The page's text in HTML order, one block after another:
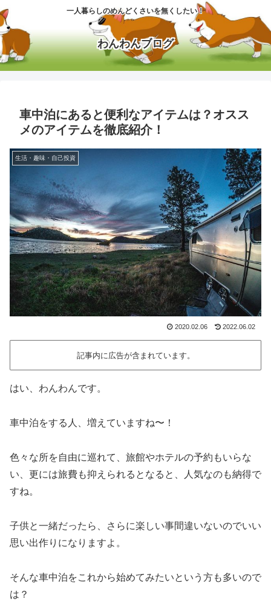
一人暮らしのめんどくさいを無くしたい！
わんわんブログ
車中泊にあると便利なアイテムは？オスス
メのアイテムを徹底紹介！
生活・趣味・自己投資
2020.02.06 2022.06.02
記事内に広告が含まれています。
はい、わんわんです。
車中泊をする人、増えていますね〜！
色々な所を自由に巡れて、旅館やホテルの予約もいらな
い、更には旅費も抑えられるとなると、人気なのも納得で
すね。
子供と一緒だったら、さらに楽しい事間違いないのでいい
思い出作りになりますよ。
そんな車中泊をこれから始めてみたいという方も多いので
は？